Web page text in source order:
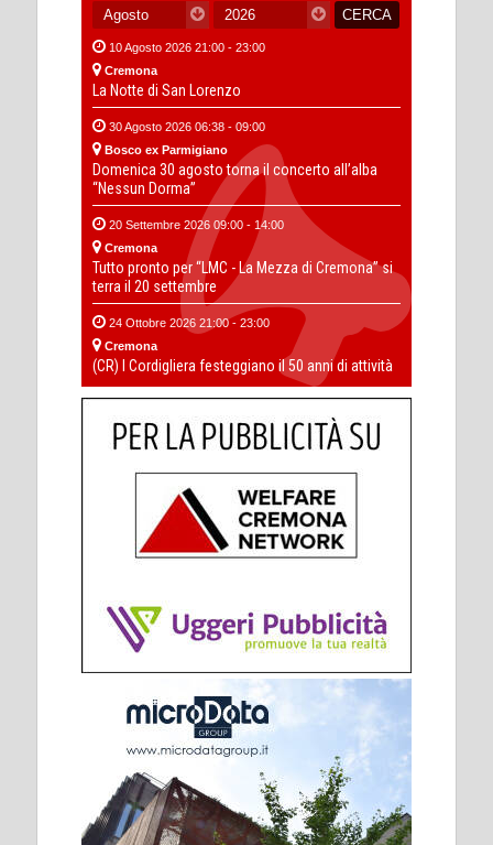
10 Agosto 2026 21:00 - 23:00
Cremona
La Notte di San Lorenzo
30 Agosto 2026 06:38 - 09:00
Bosco ex Parmigiano
Domenica 30 agosto torna il concerto all’alba
“Nessun Dorma”
20 Settembre 2026 09:00 - 14:00
Cremona
Tutto pronto per “LMC - La Mezza di Cremona” si
terra il 20 settembre
24 Ottobre 2026 21:00 - 23:00
Cremona
(CR) I Cordigliera festeggiano il 50 anni di attività